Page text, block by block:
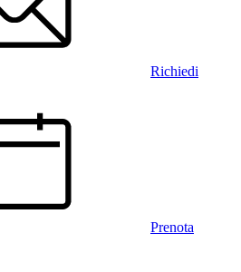
Richiedi
Prenota